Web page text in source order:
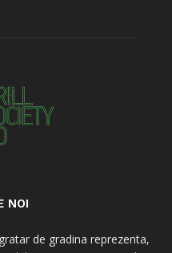
NOI
de gradina reprezenta,